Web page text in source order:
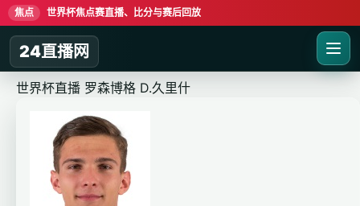
焦点 世界杯焦点赛直播、比分与赛后回放
24直播网
世界杯直播 罗森博格 D.久里什